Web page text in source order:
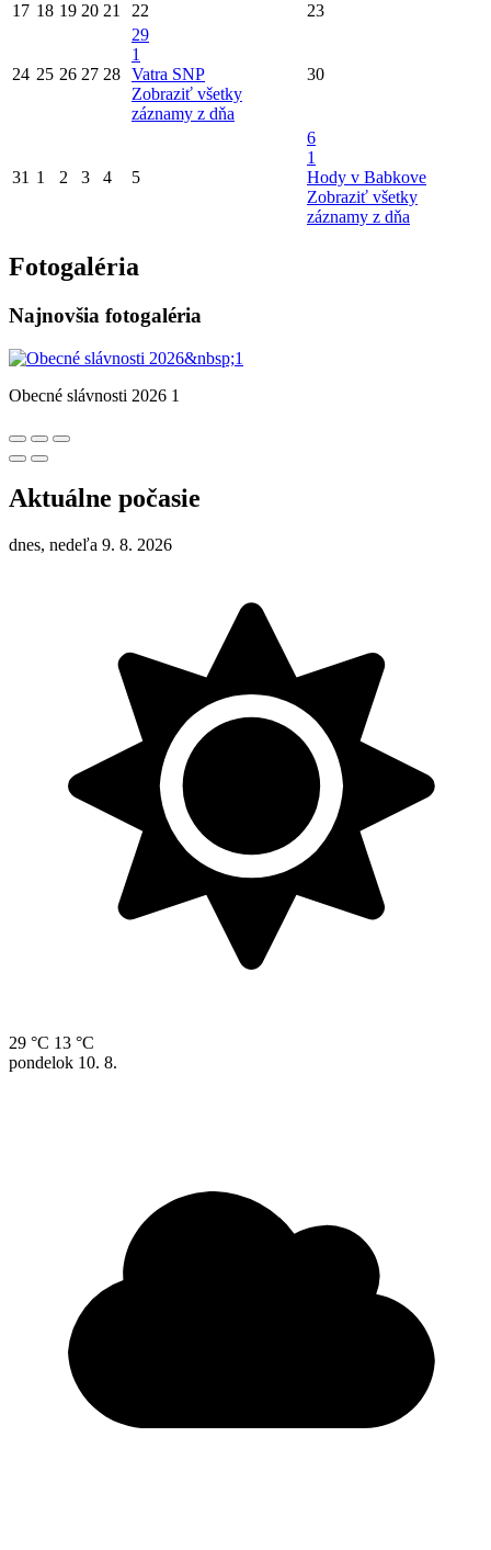
17 18 19 20 21 22 23
24 25 26 27 28
29
1
Vatra SNP
Zobraziť všetky
záznamy z dňa
30
31 1 2 3 4 5
6
1
Hody v Babkove
Zobraziť všetky
záznamy z dňa
Fotogaléria
Najnovšia fotogaléria
Obecné slávnosti 2026 1
Aktuálne počasie
dnes, nedeľa 9. 8. 2026
29 °C 13 °C
pondelok 10. 8.